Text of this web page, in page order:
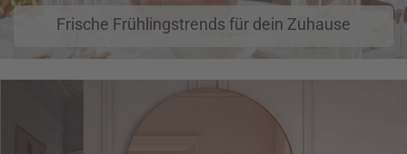
Frische Frühlingstrends für dein Zuhause